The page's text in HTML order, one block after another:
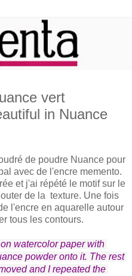
vert
in Nuance
de poudre Nuance pour
avec de l'encre memento.
et j'ai répété le motif sur le
de la texture. Une fois
l'encre en aquarelle autour
tous les contours.
watercolor paper with
powder onto it. The rest
and I repeated the